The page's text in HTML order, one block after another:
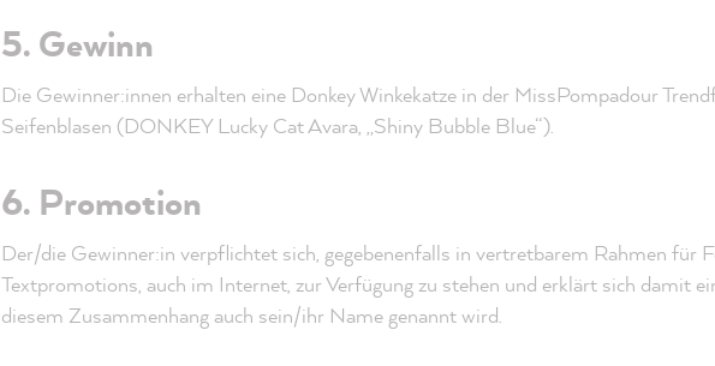
5. Gewinn
Die Gewinner:innen erhalten eine Donkey Winkekatze in der MissPompadour
Seifenblasen (DONKEY Lucky Cat Avara, „Shiny Bubble Blue“).
6. Promotion
Der/die Gewinner:in verpflichtet sich, gegebenenfalls in vertretbarem Rahmen
Textpromotions, auch im Internet, zur Verfügung zu stehen und erklärt sich damit
diesem Zusammenhang auch sein/ihr Name genannt wird.